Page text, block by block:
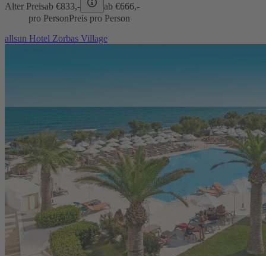
Alter Preisab €833,- ab €666,-
pro PersonPreis pro Person
allsun Hotel Zorbas Village